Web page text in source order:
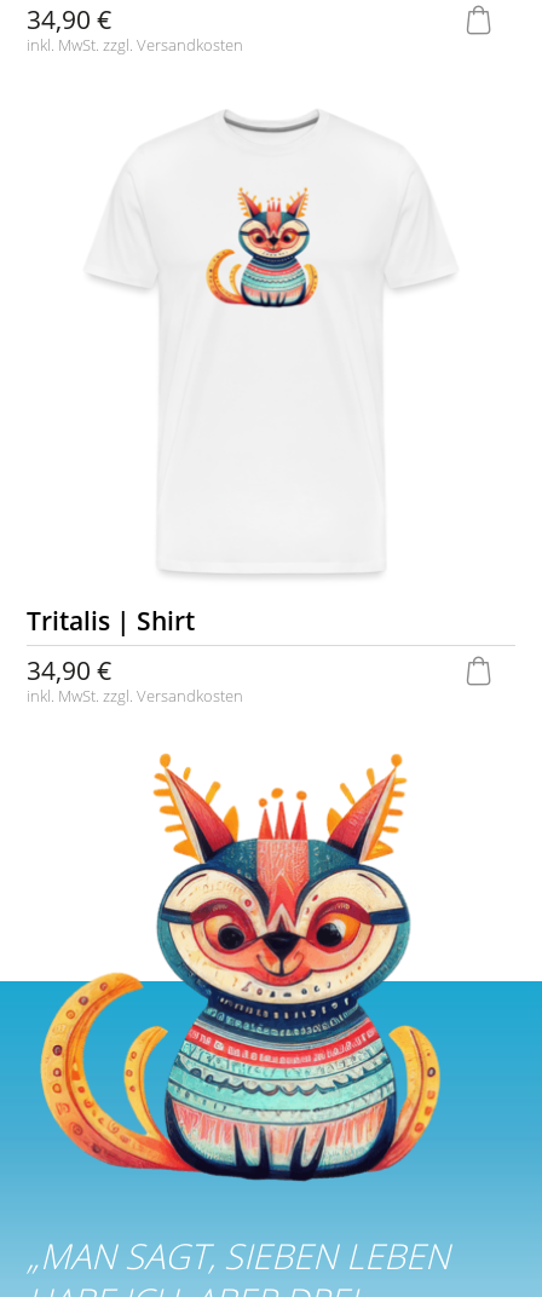
34,90 €
inkl. MwSt. zzgl.Versandkosten
Tritalis | Shirt
34,90 €
inkl. MwSt. zzgl.Versandkosten
„MAN SAGT, SIEBEN LEBEN